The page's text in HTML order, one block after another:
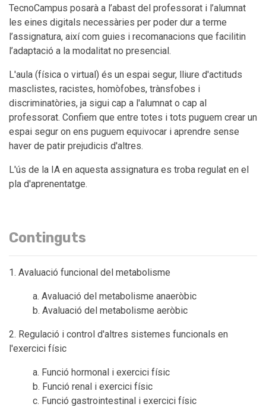
TecnoCampus posarà a l’abast del professorat i l’alumnat
les eines digitals necessàries per poder dur a terme
l’assignatura, així com guies i recomanacions que facilitin
l’adaptació a la modalitat no presencial.
L'aula (física o virtual) és un espai segur, lliure d'actituds
masclistes, racistes, homòfobes, trànsfobes i
discriminatòries, ja sigui cap a l'alumnat o cap al
professorat. Confiem que entre totes i tots puguem crear un
espai segur on ens puguem equivocar i aprendre sense
haver de patir prejudicis d'altres.
L'ús de la IA en aquesta assignatura es troba regulat en el
pla d'aprenentatge.
Continguts
1. Avaluació funcional del metabolisme
a. Avaluació del metabolisme anaeròbic
b. Avaluació del metabolisme aeròbic
2. Regulació i control d'altres sistemes funcionals en
l'exercici físic
a. Funció hormonal i exercici físic
b. Funció renal i exercici físic
c. Funció gastrointestinal i exercici físic